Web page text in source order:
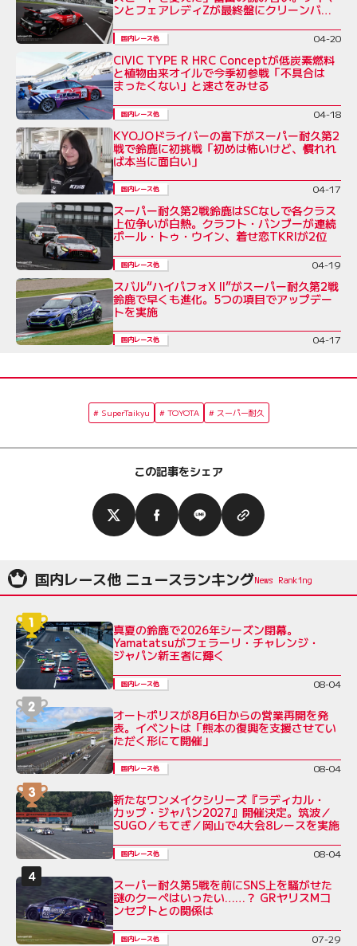
ンとフェアレディZが最終盤にクリーンバト
国内レース他 04-20
CIVIC TYPE R HRC Conceptが低炭素燃料
と植物由来オイルで今季初参戦「不具合は
まったくない」と速さをみせる
国内レース他 04-18
KYOJOドライバーの富下がスーパー耐久第2
戦で鈴鹿に初挑戦「初めは怖いけど、慣れれ
ば本当に面白い」
国内レース他 04-17
スーパー耐久第2戦鈴鹿はSCなしで各クラス
上位争いが白熱。クラフト・バンブーが連続
ポール・トゥ・ウイン、着せ恋TKRIが2位
国内レース他 04-19
スバル“ハイパフォX II”がスーパー耐久第2戦
鈴鹿で早くも進化。5つの項目でアップデー
トを実施
国内レース他 04-17
SuperTaikyu TOYOTA スーパー耐久
この記事をシェア
国内レース他 ニュースランキング
真夏の鈴鹿で2026年シーズン閉幕。
Yamatatsuがフェラーリ・チャレンジ・
ジャパン新王者に輝く
国内レース他 08-04
オートポリスが8月6日からの営業再開を発
表。イベントは「熊本の復興を支援させてい
ただく形にて開催」
国内レース他 08-04
新たなワンメイクシリーズ『ラディカル・
カップ・ジャパン2027』開催決定。筑波／
SUGO／もてぎ／岡山で4大会8レースを実施
国内レース他 08-04
スーパー耐久第5戦を前にSNS上を騒がせた
謎のクーペはいったい……？ GRヤリスMコ
ンセプトとの関係は
国内レース他 07-29